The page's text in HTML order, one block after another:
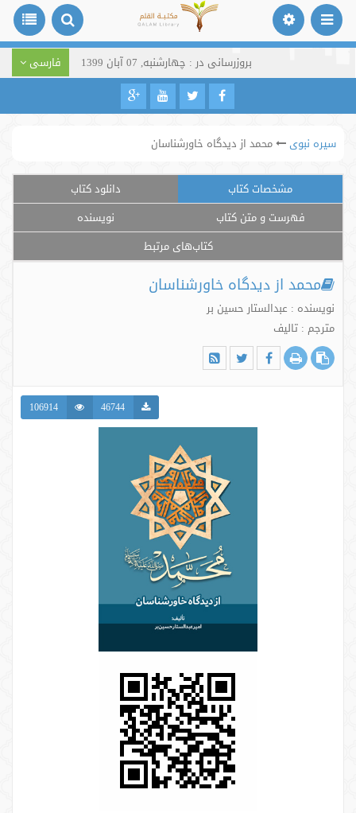
بروزرسانی در : چهارشنبه, 07 آبان 1399 فارسی
سیره نبوی محمد از دیدگاه خاورشناسان
مشخصات کتاب
دانلود کتاب
فهرست و متن کتاب
نویسنده
کتاب‌های مرتبط
محمد از دیدگاه خاورشناسان
نویسنده : عبدالستار حسین بر
مترجم : تالیف
46744
106914